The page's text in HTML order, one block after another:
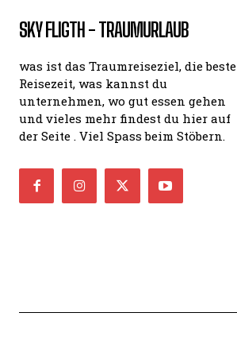
SKY FLIGTH - TRAUMURLAUB
was ist das Traumreiseziel, die beste
Reisezeit, was kannst du
unternehmen, wo gut essen gehen
und vieles mehr findest du hier auf
der Seite . Viel Spass beim Stöbern.